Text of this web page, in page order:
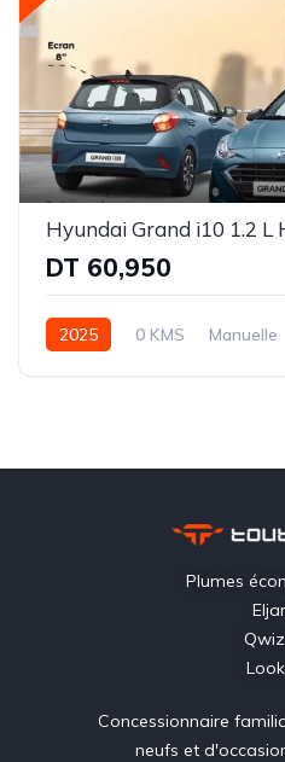
Hyundai Grand i10 1.2 L
DT 60,950
2025 0 KMS Manuelle
Plumes
Concessionnaire
neufs et